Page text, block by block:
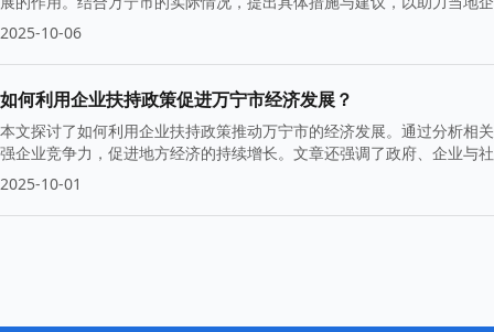
2025-10-06
如何利用企业扶持政策促进万宁市经济发展？
本文探讨了如何利用企业扶持政策推动万宁市的经济发展。通过分析相
强企业竞争力，促进地方经济的持续增长。文章还强调了政府、企业与
2025-10-01